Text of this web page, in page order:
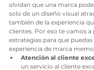
olvidan que una marca
solo de un diseño visual
también de la experiencia
clientes. Por eso te vamos
estrategias para que puedas
experiencia de marca
Atención al cliente
un servicio al cliente